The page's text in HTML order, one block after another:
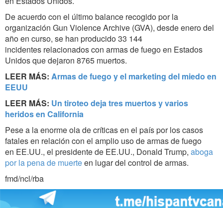
De acuerdo con el último balance recogido por la
organización Gun Violence Archive (GVA), desde enero del
año en curso, se han producido 33 144
incidentes relacionados con armas de fuego en Estados
Unidos que dejaron 8765 muertos.
LEER MÁS: Armas de fuego y el marketing del miedo en
EEUU
LEER MÁS: Un tiroteo deja tres muertos y varios
heridos en California
Pese a la enorme ola de críticas en el país por los casos
fatales en relación con el amplio uso de armas de fuego
en EE.UU., el presidente de EE.UU., Donald Trump, aboga
por la pena de muerteen lugar del control de armas.
fmd/ncl/rba